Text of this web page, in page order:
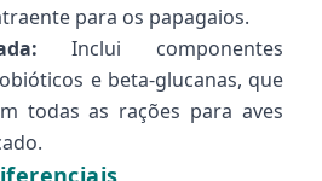
para os papagaios.
Inclui componentes
e beta-glucanas, que
todas as rações para aves